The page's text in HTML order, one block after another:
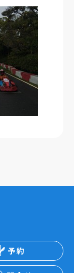
予約